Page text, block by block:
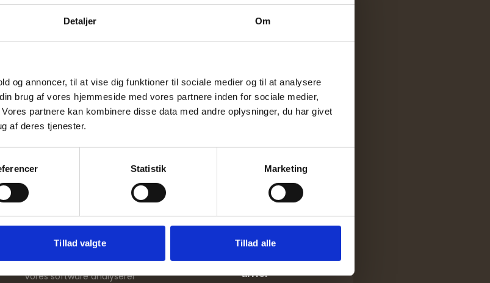
Detaljer Om
og annoncer, til at vise dig funktioner til sociale medier og til at analysere
brug af vores hjemmeside med vores partnere inden for sociale medier,
partnere kan kombinere disse data med andre oplysninger, du har givet
af deres tjenester.
Statistik Marketing
Tillad valgte Tillad alle
⚡
fungerer det
til tilbud – en enkel og effektiv proces
2
Vores software analyserer
3
timer